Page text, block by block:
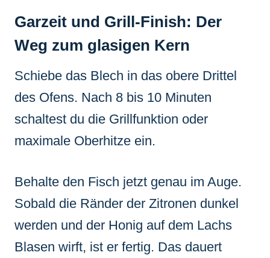
Garzeit und Grill-Finish: Der
Weg zum glasigen Kern
Schiebe das Blech in das obere Drittel
des Ofens. Nach 8 bis 10 Minuten
schaltest du die Grillfunktion oder
maximale Oberhitze ein.
Behalte den Fisch jetzt genau im Auge.
Sobald die Ränder der Zitronen dunkel
werden und der Honig auf dem Lachs
Blasen wirft, ist er fertig. Das dauert